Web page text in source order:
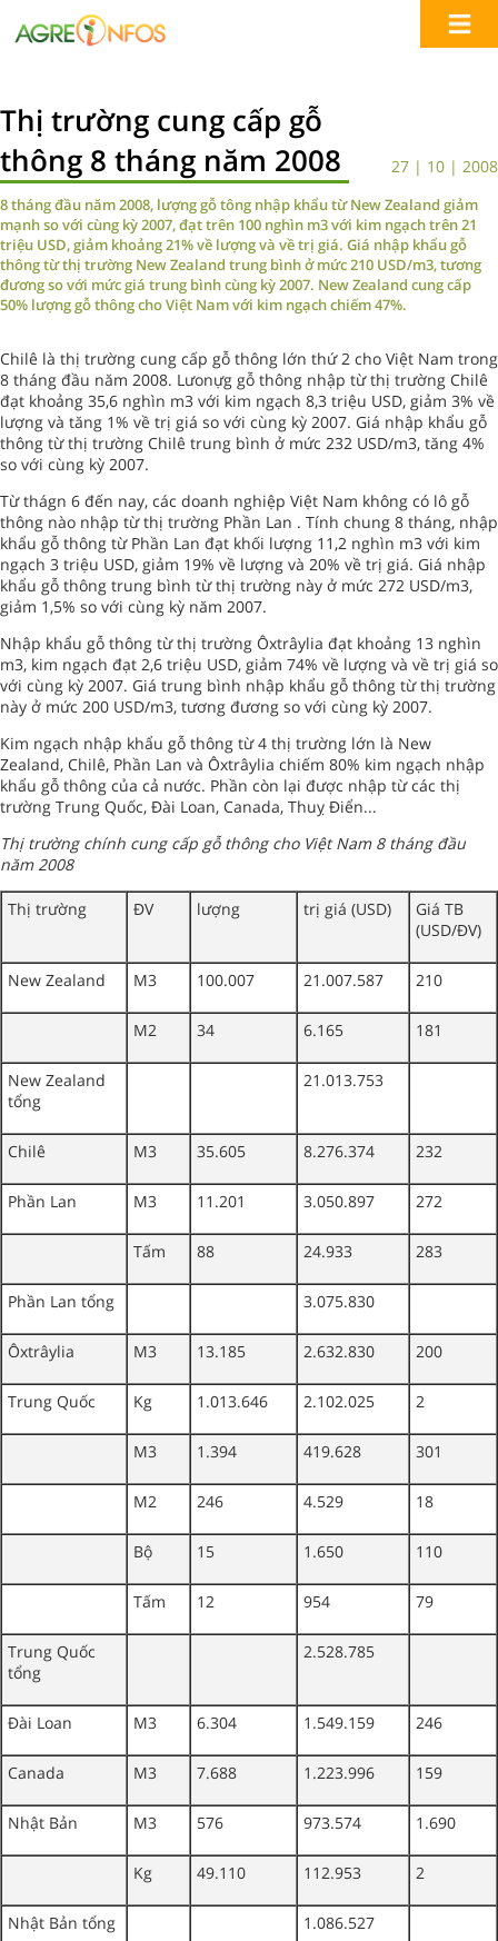
Thị trường cung cấp gỗ
thông 8 tháng năm 2008
27 | 10 | 2008
8 tháng đầu năm 2008, lượng gỗ tông nhập khẩu từ New Zealand giảm
mạnh so với cùng kỳ 2007, đạt trên 100 nghìn m3 với kim ngạch trên 21
triệu USD, giảm khoảng 21% về lượng và về trị giá. Giá nhập khẩu gỗ
thông từ thị trường New Zealand trung bình ở mức 210 USD/m3, tương
đương so với mức giá trung bình cùng kỳ 2007. New Zealand cung cấp
50% lượng gỗ thông cho Việt Nam với kim ngạch chiếm 47%.
Chilê là thị trường cung cấp gỗ thông lớn thứ 2 cho Việt Nam trong
8 tháng đầu năm 2008. Lưonựg gỗ thông nhập từ thị trường Chilê
đạt khoảng 35,6 nghìn m3 với kim ngạch 8,3 triệu USD, giảm 3% về
lượng và tăng 1% về trị giá so với cùng kỳ 2007. Giá nhập khẩu gỗ
thông từ thị trường Chilê trung bình ở mức 232 USD/m3, tăng 4%
so với cùng kỳ 2007.
Từ thágn 6 đến nay, các doanh nghiệp Việt Nam không có lô gỗ
thông nào nhập từ thị trường Phần Lan . Tính chung 8 tháng, nhập
khẩu gỗ thông từ Phần Lan đạt khối lượng 11,2 nghìn m3 với kim
ngạch 3 triệu USD, giảm 19% về lượng và 20% về trị giá. Giá nhập
khẩu gỗ thông trung bình từ thị trường này ở mức 272 USD/m3,
giảm 1,5% so với cùng kỳ năm 2007.
Nhập khẩu gỗ thông từ thị trường Ôxtrâylia đạt khoảng 13 nghìn
m3, kim ngạch đạt 2,6 triệu USD, giảm 74% về lượng và về trị giá so
với cùng kỳ 2007. Giá trung bình nhập khẩu gỗ thông từ thị trường
này ở mức 200 USD/m3, tương đương so với cùng kỳ 2007.
Kim ngạch nhập khẩu gỗ thông từ 4 thị trường lớn là New
Zealand, Chilê, Phần Lan và Ôxtrâylia chiếm 80% kim ngạch nhập
khẩu gỗ thông của cả nước. Phần còn lại được nhập từ các thị
trường Trung Quốc, Đài Loan, Canada, Thuỵ Điển...
Thị trường chính cung cấp gỗ thông cho Việt Nam 8 tháng đầu
năm 2008
Thị trường ĐV lượng trị giá (USD)
Giá TB
(USD/ĐV)
New Zealand M3 100.007 21.007.587 210
M2 34 6.165 181
New Zealand
tổng
21.013.753
Chilê M3 35.605 8.276.374 232
Phần Lan M3 11.201 3.050.897 272
Tấm 88 24.933 283
Phần Lan tổng 3.075.830
Ôxtrâylia M3 13.185 2.632.830 200
Trung Quốc Kg 1.013.646 2.102.025 2
M3 1.394 419.628 301
M2 246 4.529 18
Bộ 15 1.650 110
Tấm 12 954 79
Trung Quốc
tổng
2.528.785
Đài Loan M3 6.304 1.549.159 246
Canada M3 7.688 1.223.996 159
Nhật Bản M3 576 973.574 1.690
Kg 49.110 112.953 2
Nhật Bản tổng 1.086.527